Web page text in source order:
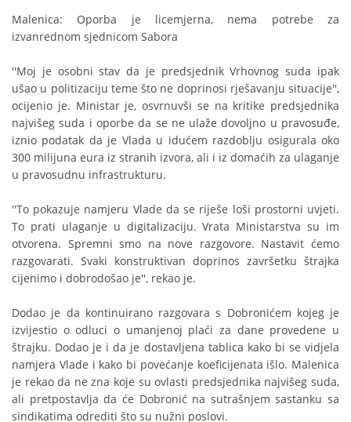
Malenica: Oporba je licemjerna, nema potrebe za
izvanrednom sjednicom Sabora
''Moj je osobni stav da je predsjednik Vrhovnog suda ipak
ušao u politizaciju teme što ne doprinosi rješavanju situacije'',
ocijenio je. Ministar je, osvrnuvši se na kritike predsjednika
najvišeg suda i oporbe da se ne ulaže dovoljno u pravosuđe,
iznio podatak da je Vlada u idućem razdoblju osigurala oko
300 milijuna eura iz stranih izvora, ali i iz domaćih za ulaganje
u pravosudnu infrastrukturu.
''To pokazuje namjeru Vlade da se riješe loši prostorni uvjeti.
To prati ulaganje u digitalizaciju. Vrata Ministarstva su im
otvorena. Spremni smo na nove razgovore. Nastavit ćemo
razgovarati. Svaki konstruktivan doprinos završetku štrajka
cijenimo i dobrodošao je'', rekao je.
Dodao je da kontinuirano razgovara s Dobronićem kojeg je
izvijestio o odluci o umanjenoj plaći za dane provedene u
štrajku. Dodao je i da je dostavljena tablica kako bi se vidjela
namjera Vlade i kako bi povećanje koeficijenata išlo. Malenica
je rekao da ne zna koje su ovlasti predsjednika najvišeg suda,
ali pretpostavlja da će Dobronić na sutrašnjem sastanku sa
sindikatima odrediti što su nužni poslovi.